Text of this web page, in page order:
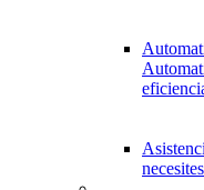
necesites